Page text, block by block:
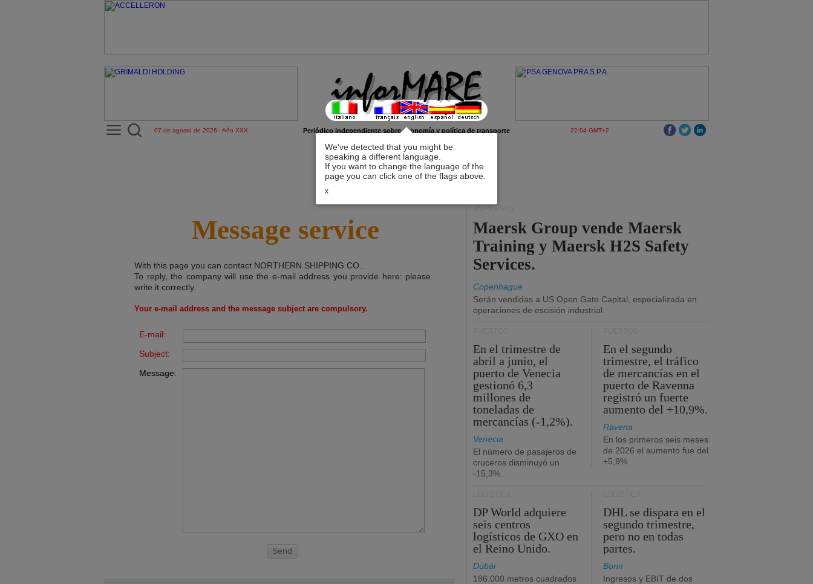
We've detected that you might be
speaking a different language.
If you want to change the language of the
page you can click one of the flags above.
x
07 de agosto de 2026 - Año XXX Periódico independiente sobre economía y política de transporte 22:04 GMT+2
Message service
With this page you can contact NORTHERN SHIPPING CO.
To reply, the company will use the e-mail address you provide here: please
write it correctly.
Your e-mail address and the message subject are compulsory.
E-mail:
Subject:
Message:
Send
EMPRESAS
Maersk Group vende Maersk
Training y Maersk H2S Safety
Services.
Copenhague
Serán vendidas a US Open Gate Capital, especializada en
operaciones de escisión industrial.
En el trimestre de
abril a junio, el
puerto de Venecia
gestionó 6,3
millones de
toneladas de
mercancías (-1,2%).
Venecia
El número de pasajeros de
cruceros disminuyó un
-15,3%.
En el segundo
trimestre, el tráfico
de mercancías en el
puerto de Ravenna
registró un fuerte
aumento del +10,9%.
Rávena
En los primeros seis meses
de 2026 el aumento fue del
+5,9%.
DP World adquiere
seis centros
logísticos de GXO en
el Reino Unido.
Dubái
186.000 metros cuadrados
DHL se dispara en el
segundo trimestre,
pero no en todas
partes.
Bonn
Ingresos y EBIT de dos